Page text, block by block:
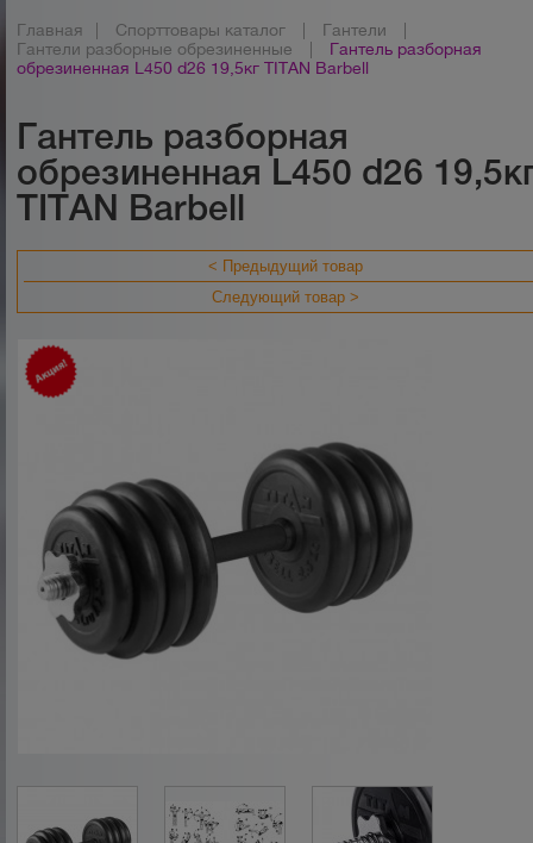
Главная Спорттовары каталог Гантели
Гантели разборные обрезиненные
Гантель разборная
обрезиненная L450 d26 19,5кг TITAN Barbell
Гантель разборная
обрезиненная L450 d26
TITAN Barbell
< Предыдущий товар
Следующий товар >